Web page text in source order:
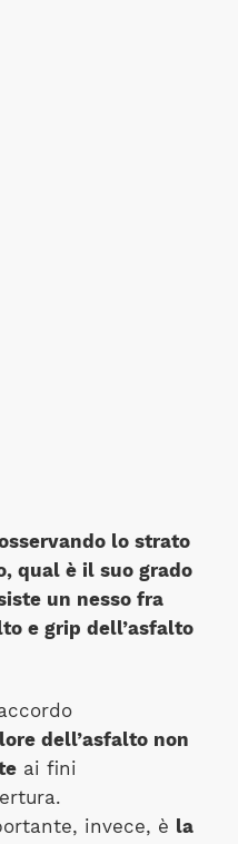
lo strato
qual è il suo grado
un nesso fra
e grip dell’asfalto
dell’asfalto non
ai fini
invece, è la